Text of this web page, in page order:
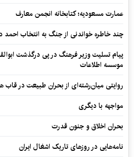
عمارت مسعودیه؛ کتابخانه انجمن معارف
چند خاطره خواندنی از جنگ به انتخاب احمد
پیام تسلیت وزیر فرهنگ در پی درگذشت
موسسه اطلاعات
روایتی میان‌رشته‌ای از بحران طبیعت در قاب
مواجهه با دیگری
بحران اخلاق و جنون قدرت
نامه‌هایی در روزهای تاریک اشغال ایران